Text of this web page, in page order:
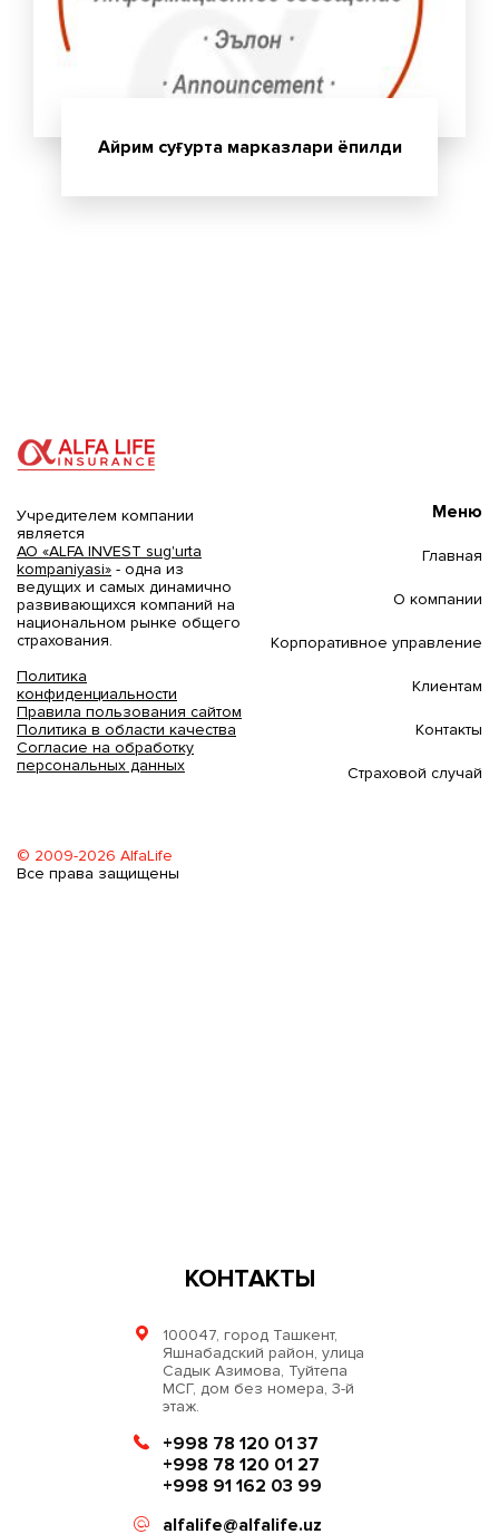
Айрим суғурта марказлари ёпилди
Учредителем компании
является
АО «ALFA INVEST sug'urta
kompaniyasi» - одна из
ведущих и самых динамично
развивающихся компаний на
национальном рынке общего
страхования.
Политика
конфиденциальности
Правила пользования сайтом
Политика в области качества
Согласие на обработку
персональных данных
© 2009-2026 AlfaLife
Все права защищены
Меню
Главная
О компании
Корпоративное управление
Клиентам
Контакты
Страховой случай
КОНТАКТЫ
100047, город Ташкент,
Яшнабадский район, улица
Садык Азимова, Туйтепа
МСГ, дом без номера, 3-й
этаж.
+998 78 120 01 37
+998 78 120 01 27
+998 91 162 03 99
alfalife@alfalife.uz